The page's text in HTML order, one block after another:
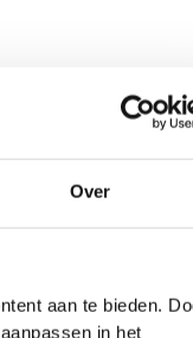
Over
aan te bieden.
in het
als het gaat om
Vermoeid achter
Audi Private Lease,
ingeschreven in het
in verband met
registratie bij BKR te
een korting van 25% in